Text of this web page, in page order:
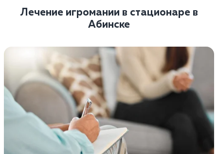
Лечение игромании в стационаре в
Абинске